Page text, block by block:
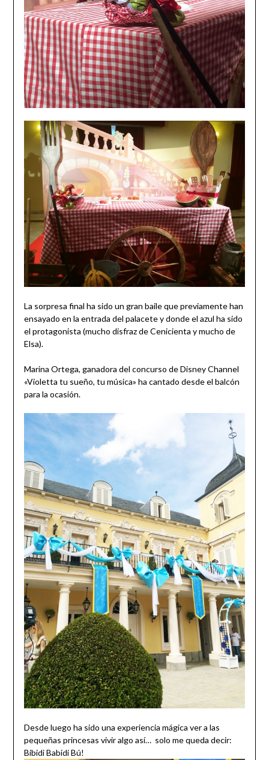
La sorpresa final ha sido un gran baile que previamente han
ensayado en la entrada del palacete y donde el azul ha sido
el protagonista (mucho disfraz de Cenicienta y mucho de
Elsa).
Marina Ortega, ganadora del concurso de Disney Channel
«Violetta tu sueño, tu música» ha cantado desde el balcón
para la ocasión.
Desde luego ha sido una experiencia mágica ver a las
pequeñas princesas vivir algo así… solo me queda decir:
Bibidi Babidi Bú!